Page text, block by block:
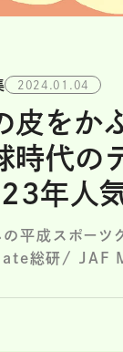
2024.01.04
皮をか
時代の
23年人
の平成スポーツ
総研/ JAF